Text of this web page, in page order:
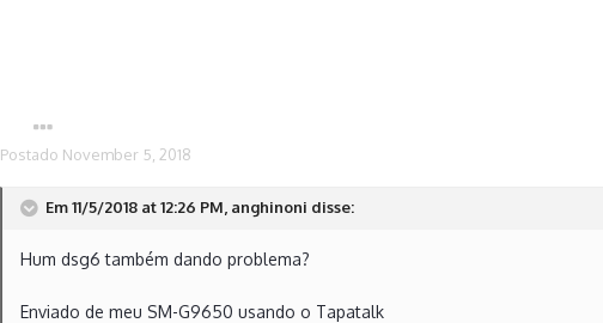
Postado November 5, 2018
Em 11/5/2018 at 12:26 PM, anghinoni disse:
Hum dsg6 também dando problema?
Enviado de meu SM-G9650 usando o Tapatalk